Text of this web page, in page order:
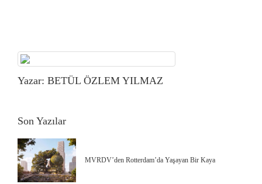
Yazar: BETÜL ÖZLEM YILMAZ
Son Yazılar
MVRDV’den Rotterdam’da Yaşayan Bir Kaya